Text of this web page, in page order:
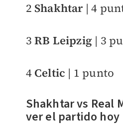
2 Shakhtar| 4
3 RB Leipzig | 3
4 Celtic | 1 punto
Shakhtar vs Real
ver el partido hoy